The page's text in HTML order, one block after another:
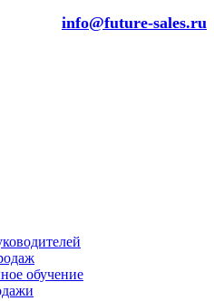
info@future-sales.ru
обучение